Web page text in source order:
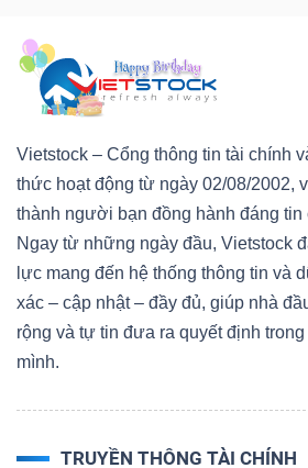
Vietstock – Cổng thông tin tài chính
thức hoạt động từ ngày 02/08/2002,
thành người bạn đồng hành đáng tin
Ngay từ những ngày đầu, Vietstock
lực mang đến hệ thống thông tin và
xác – cập nhật – đầy đủ, giúp nhà
rộng và tự tin đưa ra quyết định
mình.
TRUYỀN THÔNG TÀI CHÍNH
TRÁI
PHIẾU
CÔNG
ĐẦU
DỮ